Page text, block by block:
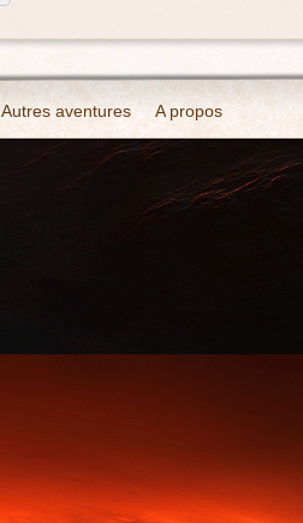
Autres aventures A propos